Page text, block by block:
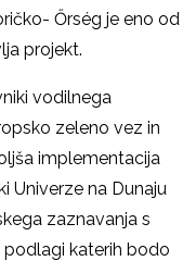
Őrség je eno od
projekt.
vodilnega
zeleno vez in
implementacija
Univerze na Dunaju
zaznavanja s
katerih bodo